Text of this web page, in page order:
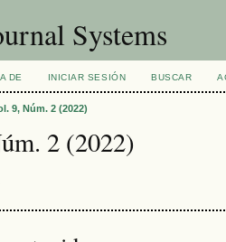
Systems
DE INICIAR SESIÓN BUSCAR
9, Núm. 2 (2022)
2 (2022)